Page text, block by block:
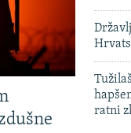
ratni